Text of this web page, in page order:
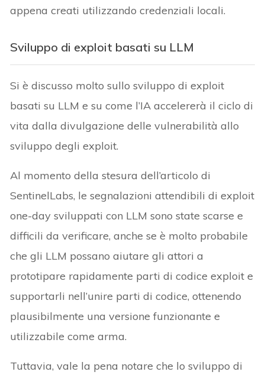
appena creati utilizzando credenziali locali.
Sviluppo di exploit basati su LLM
Si è discusso molto sullo sviluppo di exploit
basati su LLM e su come l’IA accelererà il ciclo di
vita dalla divulgazione delle vulnerabilità allo
sviluppo degli exploit.
Al momento della stesura dell’articolo di
SentinelLabs, le segnalazioni attendibili di exploit
one-day sviluppati con LLM sono state scarse e
difficili da verificare, anche se è molto probabile
che gli LLM possano aiutare gli attori a
prototipare rapidamente parti di codice exploit e
supportarli nell’unire parti di codice, ottenendo
plausibilmente una versione funzionante e
utilizzabile come arma.
Tuttavia, vale la pena notare che lo sviluppo di